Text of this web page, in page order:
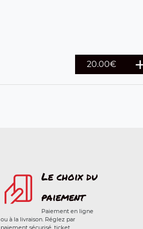
20.00€
Le choix du
paiement
Paiement en ligne
ou à la livraison. Réglez par
paiement sécurisé, ticket